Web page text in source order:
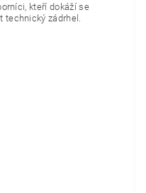
kteří dokáží se
zádrhel.